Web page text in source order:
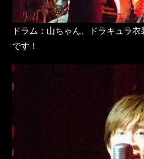
ドラム：山ちゃん、ドラキュラ
です！